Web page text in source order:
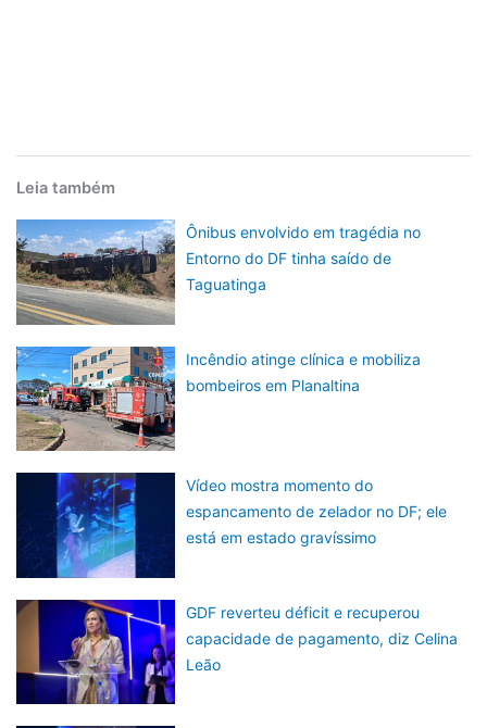
Leia também
Ônibus envolvido em tragédia no
Entorno do DF tinha saído de
Taguatinga
Incêndio atinge clínica e mobiliza
bombeiros em Planaltina
Vídeo mostra momento do
espancamento de zelador no DF; ele
está em estado gravíssimo
GDF reverteu déficit e recuperou
capacidade de pagamento, diz Celina
Leão